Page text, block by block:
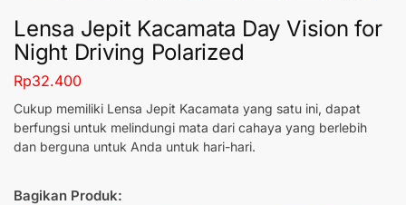
Lensa Jepit Kacamata Day Vision for
Night Driving Polarized
Rp32.400
Cukup memiliki Lensa Jepit Kacamata yang satu ini, dapat
berfungsi untuk melindungi mata dari cahaya yang berlebih
dan berguna untuk Anda untuk hari-hari.
Bagikan Produk: